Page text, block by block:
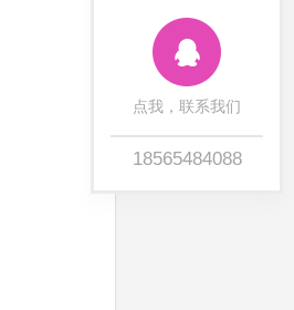
点我，联系我们
18565484088